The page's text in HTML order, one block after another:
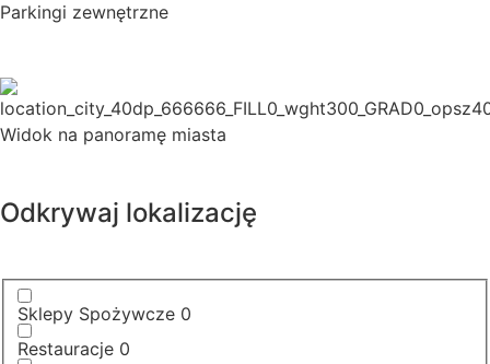
Parkingi zewnętrzne
Widok na panoramę miasta
Odkrywaj lokalizację
Sklepy Spożywcze 0
Restauracje 0